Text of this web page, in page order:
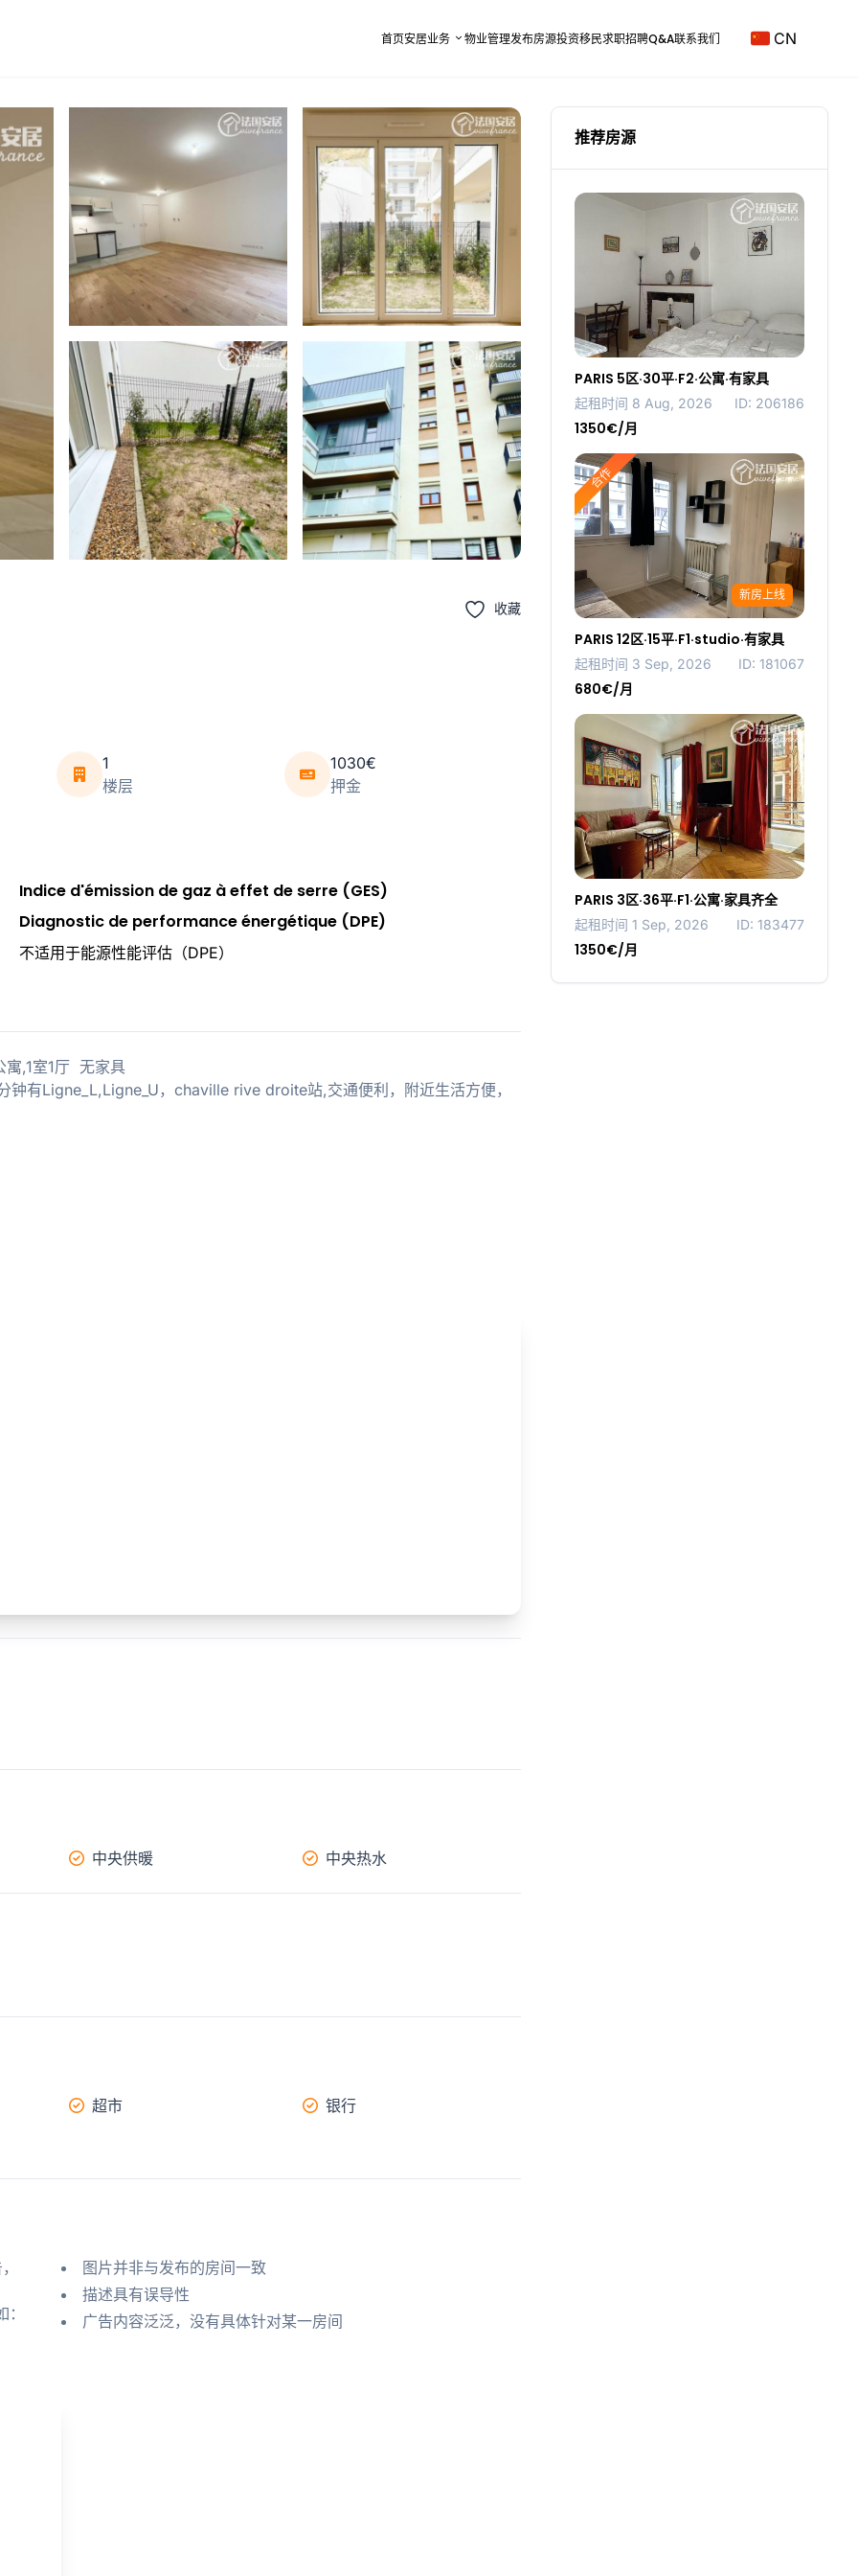
首页安居业务 物业管理发布房源投资移民求职招聘Q&A联系我们 CN
收藏
1
楼层
1030€
押金
Indice d'émission de gaz à effet de serre (GES)
Diagnostic de performance énergétique (DPE)
不适用于能源性能评估（DPE）
,1室1厅 无家具
有Ligne_L,Ligne_U，chaville rive droite站,交通便利，附近生活方便，
中央供暖 中央热水
超市 银行
图片并非与发布的房间一致
描述具有误导性
广告内容泛泛，没有具体针对某一房间
推荐房源
PARIS 5区·30平·F2·公寓·有家具
起租时间 8 Aug, 2026 ID: 206186
1350€/月
合作
新房上线
PARIS 12区·15平·F1·studio·有家具
起租时间 3 Sep, 2026 ID: 181067
680€/月
PARIS 3区·36平·F1·公寓·家具齐全
起租时间 1 Sep, 2026 ID: 183477
1350€/月